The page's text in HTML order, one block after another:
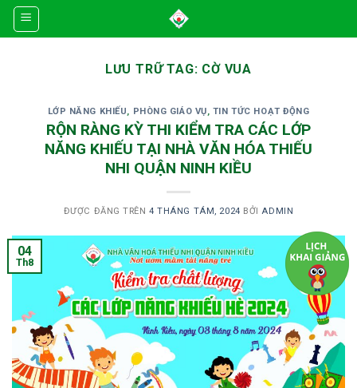
Skip
LƯU TRỮ TAG: CỜ VUA
LỚP NĂNG KHIẾU, PHÒNG GIÁO VỤ, TIN TỨC HOẠT ĐỘNG
RỘN RÀNG KỲ THI KIỂM TRA CÁC LỚP
NĂNG KHIẾU TẠI NHÀ VĂN HÓA THIẾU
NHI QUẬN NINH KIỀU
ĐƯỢC ĐĂNG TRÊN4 THÁNG TÁM, 2024 BỞI ADMIN
04
Th8